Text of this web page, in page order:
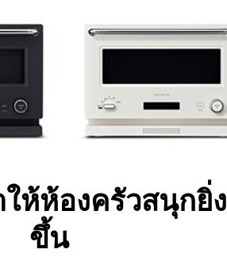
ให้ห้องครัวสนุกยิ่ง
ขึ้น